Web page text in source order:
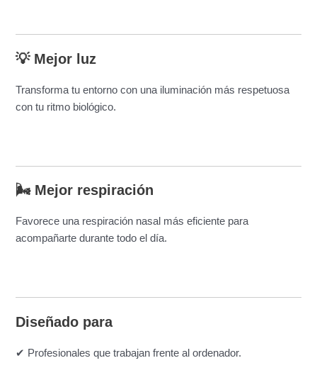
💡 Mejor luz
Transforma tu entorno con una iluminación más respetuosa
con tu ritmo biológico.
🌬️ Mejor respiración
Favorece una respiración nasal más eficiente para
acompañarte durante todo el día.
Diseñado para
✔ Profesionales que trabajan frente al ordenador.